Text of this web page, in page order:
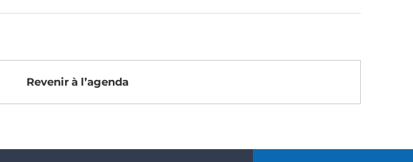
Revenir à l’agenda